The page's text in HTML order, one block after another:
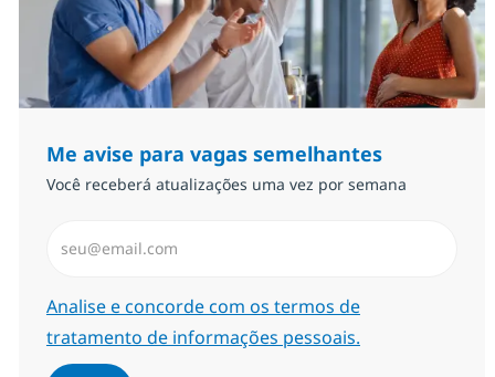
Me avise para vagas semelhantes
Você receberá atualizações uma vez por semana
Required
Analise e concorde com os termos de
tratamento de informações pessoais.